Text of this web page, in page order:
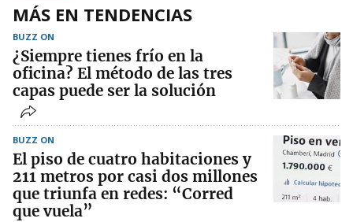
MÁS EN TENDENCIAS
BUZZ ON
¿Siempre tienes frío en la
oficina? El método de las tres
capas puede ser la solución
BUZZ ON
El piso de cuatro habitaciones y
211 metros por casi dos millones
que triunfa en redes: “Corred
que vuela”